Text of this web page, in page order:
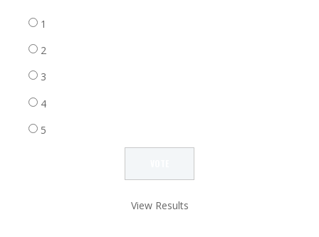
1
2
3
4
5
View Results